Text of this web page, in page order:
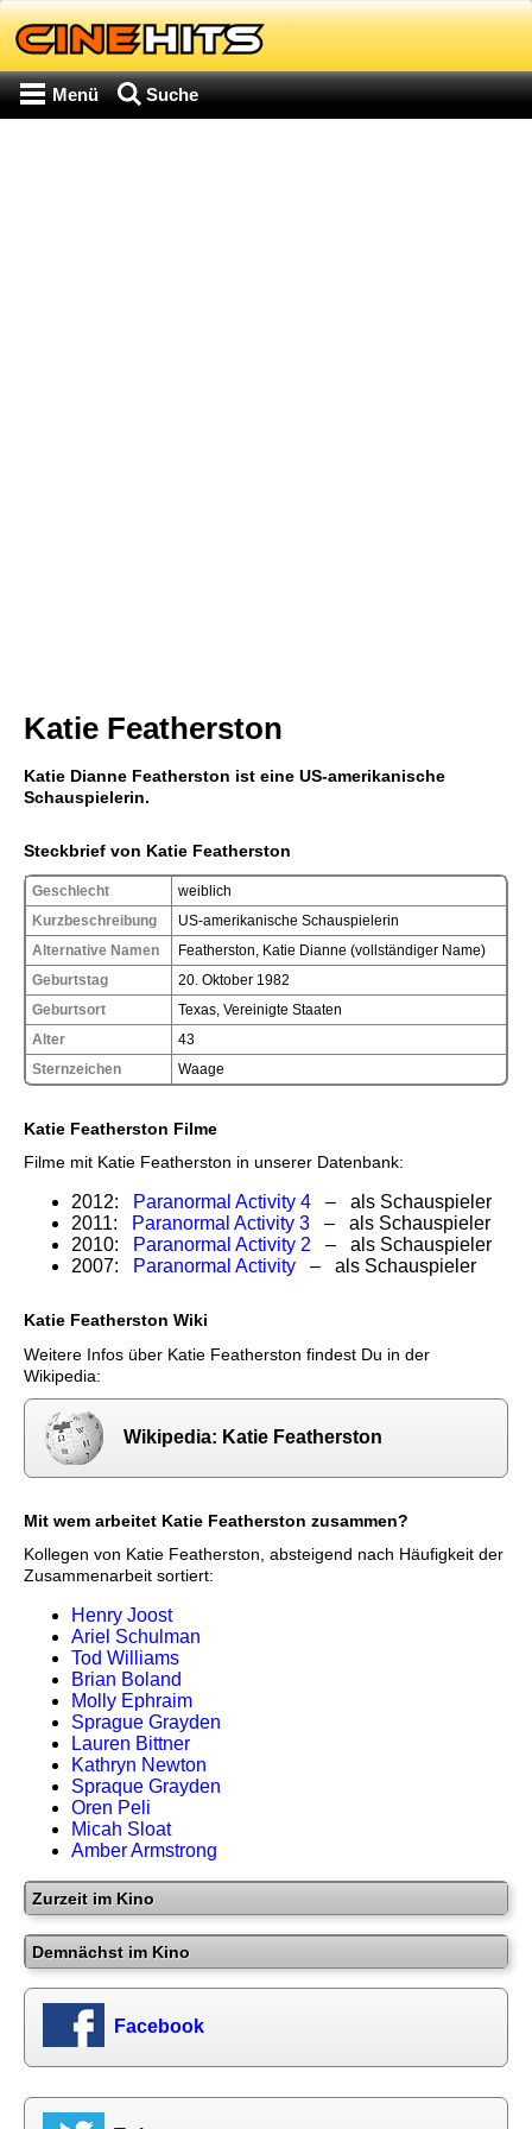
Menü Suche
Katie Featherston
Katie Dianne Featherston ist eine US-amerikanische
Schauspielerin.
Steckbrief von Katie Featherston
Geschlecht
weiblich
Kurzbeschreibung
US-amerikanische Schauspielerin
Alternative Namen
Featherston, Katie Dianne (vollständiger Name)
Geburtstag
20. Oktober 1982
Geburtsort
Texas, Vereinigte Staaten
Alter
43
Sternzeichen
Waage
Katie Featherston Filme
Filme mit Katie Featherston in unserer Datenbank:
2012: Paranormal Activity 4 – als Schauspieler
2011:
Paranormal Activity 3 – als Schauspieler
2010:
Paranormal Activity 2 – als Schauspieler
2007:
Paranormal Activity – als Schauspieler
Katie Featherston Wiki
Weitere Infos über Katie Featherston findest Du in der
Wikipedia:
Wikipedia: Katie Featherston
Mit wem arbeitet Katie Featherston zusammen?
Kollegen von Katie Featherston, absteigend nach Häufigkeit der
Zusammenarbeit sortiert:
Henry Joost
Ariel Schulman
Tod Williams
Brian Boland
Molly Ephraim
Sprague Grayden
Lauren Bittner
Kathryn Newton
Spraque Grayden
Oren Peli
Micah Sloat
Amber Armstrong
Zurzeit im Kino
Demnächst im Kino
Facebook